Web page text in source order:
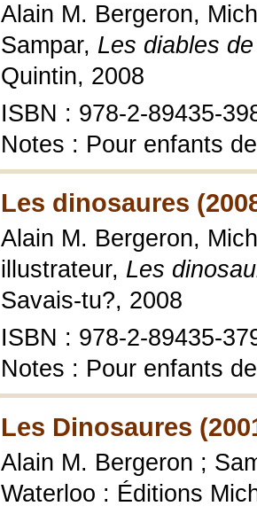
Alain M. Bergeron,
Sampar, Les diables
Quintin, 2008
ISBN : 978-2-89435-
Notes : Pour enfants
Les dinosaures
Alain M. Bergeron,
illustrateur, Les
Savais-tu?, 2008
ISBN : 978-2-89435-
Notes : Pour enfants
Les Dinosaures
Alain M. Bergeron ;
Waterloo : Éditions